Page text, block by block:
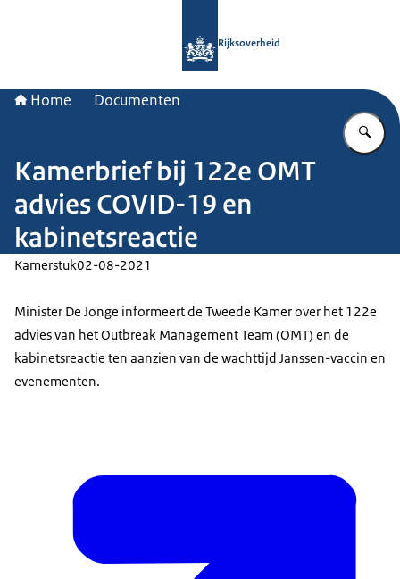
Rijksoverheid
Home Documenten
Kamerbrief bij 122e OMT
advies COVID-19 en
kabinetsreactie
Kamerstuk02-08-2021
Minister De Jonge informeert de Tweede Kamer over het 122e
advies van het Outbreak Management Team (OMT) en de
kabinetsreactie ten aanzien van de wachttijd Janssen-vaccin en
evenementen.